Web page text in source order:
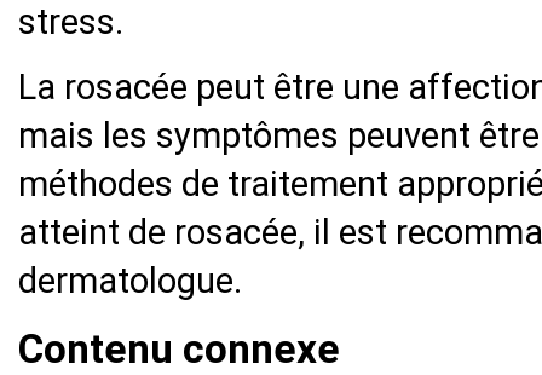
stress.
La rosacée peut être une
mais les symptômes peuvent
méthodes de traitement
atteint de rosacée, il est
dermatologue.
Contenu connexe